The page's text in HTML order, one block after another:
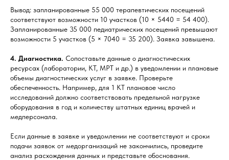
Вывод: запланированные 55 000 терапевтических посещений
соответствуют возможности 10 участков (10 × 5440 = 54 400).
Запланированные 35 000 педиатрических посещений превышают
возможности 5 участков (5 × 7040 = 35 200). Заявка завышена.
4. Диагностика. Сопоставьте данные о диагностических
ресурсах (лаборатории, КТ, МРТ и др.) в уведомлении и плановые
объемы диагностических услуг в заявке. Проверьте
обеспеченность. Например, для 1 КТ плановое число
исследований должно соответствовать предельной нагрузке
оборудования в год и количеству штатных единиц врачей и
медперсонала.
Если данные в заявке и уведомлении не соответствуют и сроки
подачи заявок от медорганизаций не закончились, проведите
анализ расхождения данных и представьте обоснования.